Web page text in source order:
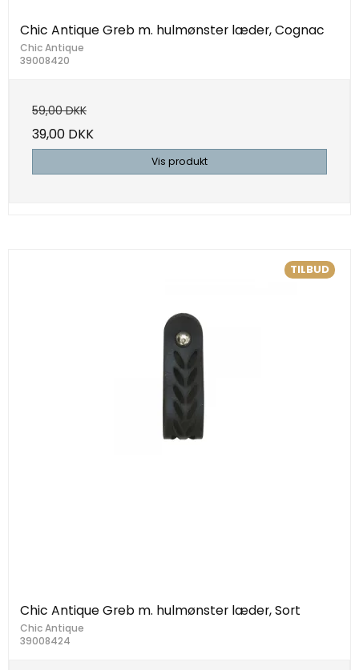
Chic Antique Greb m. hulmønster læder, Cognac
Chic Antique
39008420
59,00 DKK
39,00 DKK
Vis produkt
TILBUD
Chic Antique Greb m. hulmønster læder, Sort
Chic Antique
39008424